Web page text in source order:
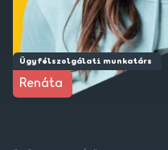
Ügyfélszolgálati munkatárs
Renáta